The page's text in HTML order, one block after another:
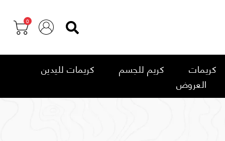
0
كريمات كريم للجسم
كريمات لليدين
العروض